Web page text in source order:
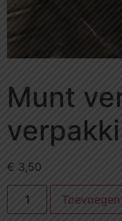
Munt
€ 3,50